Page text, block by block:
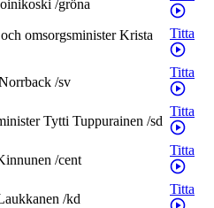
/gröna
omsorgsminister Krista
Titta
/sv
Titta
Tytti Tuppurainen /sd
Titta
/cent
Titta
/kd
Titta